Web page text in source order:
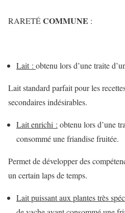
RARETÉCOMMUNE :
Lait : obtenu lors d’une traite
Lait standard parfait pour les
secondaires indésirables.
Lait enrichi : obtenu lors d’une
consommé une friandise fruitée.
Permet de développer des
un certain laps de temps.
Lait puissant aux plantes très